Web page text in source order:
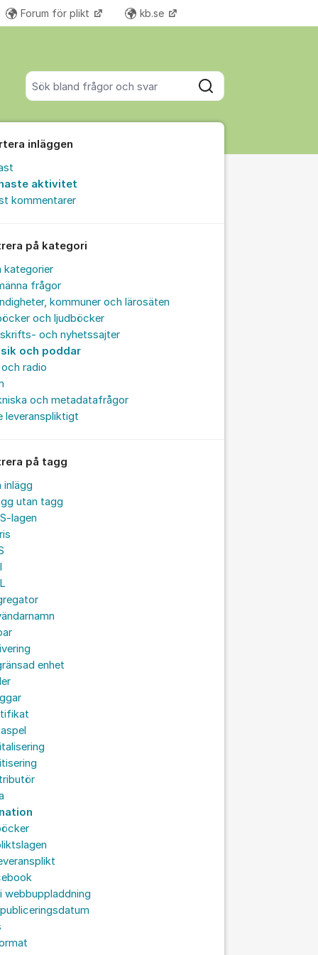
Sök bland alla inlägg
Sök
Forum för plikt kb.se Fler supportlänkar
inläggen
aktivitet
kommentarer
på kategori
kategorier
frågor
kommuner och lärosäten
och ljudböcker
och nyhetssajter
och poddar
radio
och metadatafrågor
leveranspliktigt
på tagg
inlägg
utan tagg
lagen
enhet
webbuppladdning